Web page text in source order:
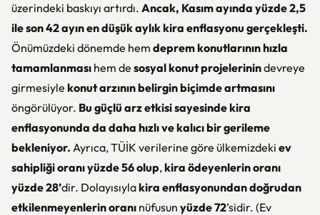
üzerindeki baskıyı artırdı. Ancak, Kasım ayında yüzde 2,5
ile son 42 ayın en düşük aylık kira enflasyonu gerçekleşti.
Önümüzdeki dönemde hem deprem konutlarının hızla
tamamlanması hem de sosyal konut projelerinindevreye
girmesiyle konut arzının belirgin biçimde artmasını
öngörülüyor. Bu güçlü arz etkisi sayesinde kira
enflasyonunda da daha hızlı ve kalıcı bir gerileme
bekleniyor. Ayrıca, TÜİK verilerine göre ülkemizdeki ev
sahipliği oranı yüzde 56 olup,kira ödeyenlerin oranı
yüzde 28’dir. Dolayısıylakira enflasyonundan doğrudan
etkilenmeyenlerin oranı nüfusun yüzde 72’sidir. (Ev